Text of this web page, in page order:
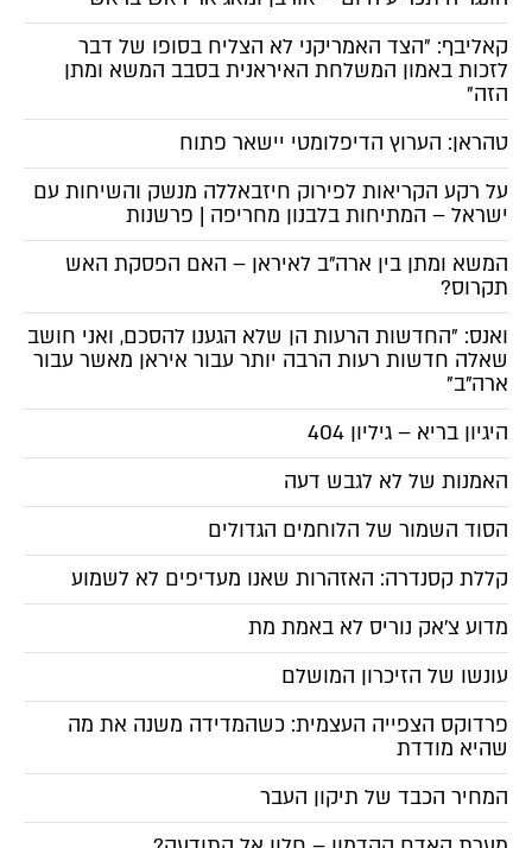
קאליבף: "הצד האמריקני לא הצליח בסופו של דבר
לזכות באמון המשלחת האיראנית בסבב המשא ומתן
הזה"
טהראן: הערוץ הדיפלומטי יישאר פתוח
על רקע הקריאות לפירוק חיזבאללה מנשק והשיחות עם
ישראל – המתיחות בלבנון מחריפה | פרשנות
המשא ומתן בין ארה"ב לאיראן – האם הפסקת האש
תקרוס?
ואנס: "החדשות הרעות הן שלא הגענו להסכם, ואני חושב
שאלה חדשות רעות הרבה יותר עבור איראן מאשר עבור
ארה"ב"
היגיון בריא – גיליון 404
האמנות של לא לגבש דעה
הסוד השמור של הלוחמים הגדולים
קללת קסנדרה: האזהרות שאנו מעדיפים לא לשמוע
מדוע צ'אק נוריס לא באמת מת
עונשו של הזיכרון המושלם
פרדוקס הצפייה העצמית: כשהמדידה משנה את מה
שהיא מודדת
המחיר הכבד של תיקון העבר